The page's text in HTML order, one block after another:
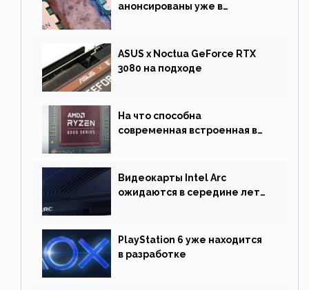
анонсированы уже в
ASUS x Noctua GeForce RTX
3080 на подходе
На что способна
современная встроенная в
Видеокарты Intel Arc
ожидаются в середине лета.
PlayStation 6 уже находится
в разработке